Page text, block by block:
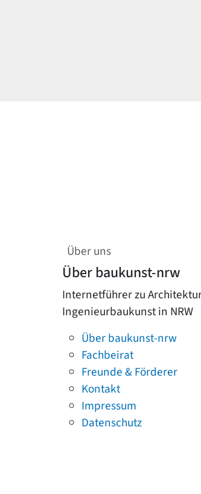
Über uns
Über baukunst-nrw
Internetführer zu
Ingenieurbaukunst in NRW
Über baukunst-nrw
Fachbeirat
Freunde & Förderer
Kontakt
Impressum
Datenschutz